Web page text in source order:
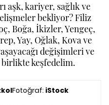
aşk, kariyer, sağlık ve
bekliyor? Filiz
Boğa, İkizler, Yengeç,
Yay, Oğlak, Kova ve
değişimleri ve
keşfedelim.
Fotoğraf: iStock